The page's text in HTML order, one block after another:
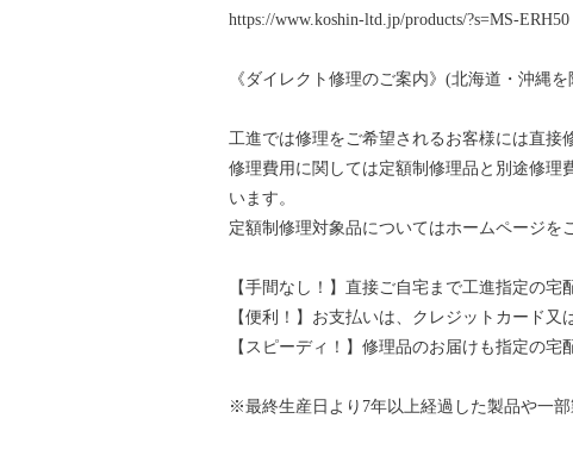
https://www.koshin-ltd.jp/products/?s=MS-ERH50
《ダイレクト修理のご案内》(北海道・沖縄を
工進では修理をご希望されるお客様には直接
修理費用に関しては定額制修理品と別途修理
います。
定額制修理対象品についてはホームページを
【手間なし！】直接ご自宅まで工進指定の宅
【便利！】お支払いは、クレジットカード又
【スピーディ！】修理品のお届けも指定の宅
※最終生産日より7年以上経過した製品や一